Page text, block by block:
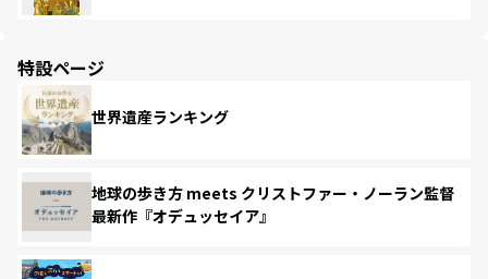
特設ページ
世界遺産ランキング
地球の歩き方 meets クリストファー・ノーラン監督
最新作『オデュッセイア』